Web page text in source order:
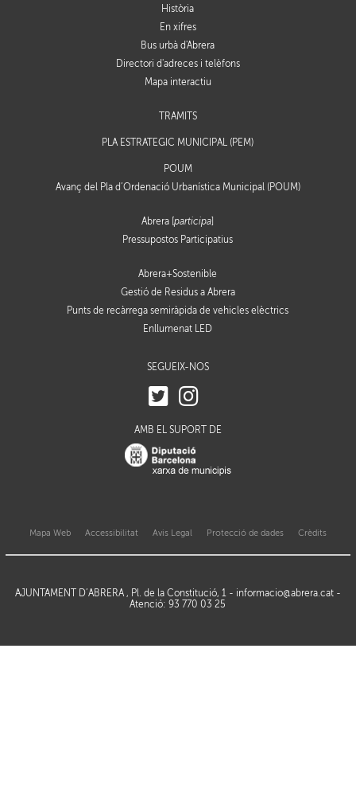
Història
En xifres
Bus urbà d'Abrera
Directori d'adreces i telèfons
Mapa interactiu
TRÀMITS
PLA ESTRATÈGIC MUNICIPAL (PEM)
POUM
Avanç del Pla d’Ordenació Urbanística Municipal (POUM)
Abrera [participa
Pressupostos Participatius
Abrera+Sostenible
Gestió de Residus a Abrera
Punts de recàrrega semiràpida de vehicles elèctrics
Enllumenat LED
SEGUEIX-NOS
AMB EL SUPORT DE
Mapa Web Accessibilitat Avis Legal Protecció de dades Crèdits
AJUNTAMENT D’ABRERA , Pl. de la Constitució, 1 - informacio@abrera.cat-
Atenció: 93 770 03 25